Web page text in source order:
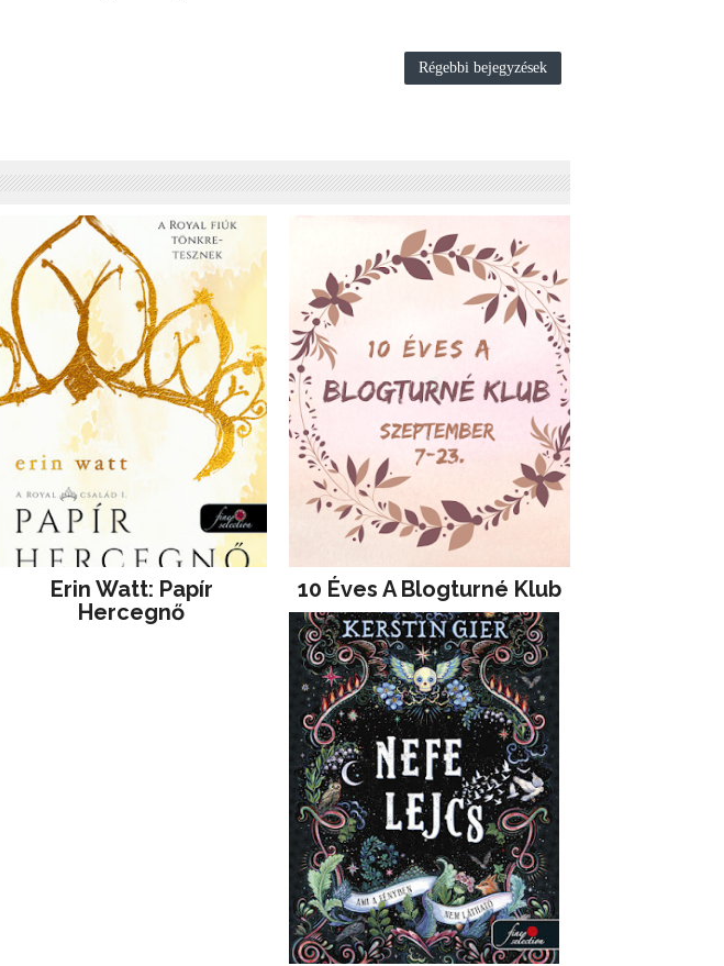
Régebbi bejegyzések
Erin Watt: Papír
Hercegnő
10 Éves A Blogturné Klub